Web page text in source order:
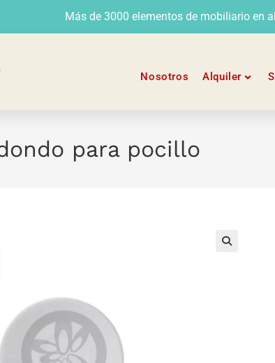
Más de 3000 elementos de mobiliario en
Nosotros Alquiler
para pocillo